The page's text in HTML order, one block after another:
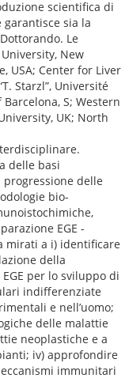
scientifica di
sia la
Le
New
USA; Center for Liver
Starzl”, Université
S; Western
UK; North
delle basi
delle
bio-
EGE -
mirati a i) identificare
della
per lo sviluppo di
indifferenziate
e nell’uomo;
delle malattie
neoplastiche e a
iv) approfondire
immunitari